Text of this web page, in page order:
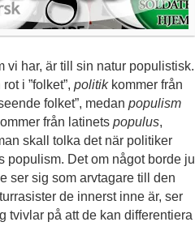
vi har, är till sin natur populistisk.
i ”folket”, politikkommer från
folket”, medan populism
från latinets populus,
skall tolka det när politiker
populism. Det om något borde ju
ser sig som arvtagare till den
de innerst inne är, ser
tvivlar på att de kan differentiera